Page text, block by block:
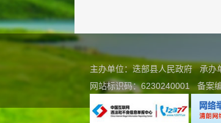
主办单位：迭部县人民政府 承
网站标识码：6230240001
备案